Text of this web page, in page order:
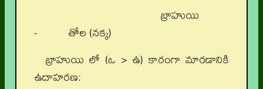
బ్రాహుయి
- తోల (నక్క)
బ్రాహుయి లో (ఒ > ఉ) కారంగా మారడానికి
ఉదాహరణ: